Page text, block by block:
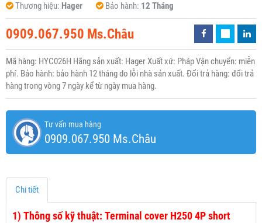
Thương hiệu: Hager Bảo hành: 12 Tháng
0909.067.950 Ms.Châu
Mã hàng: HYC026H Hãng sản xuất: Hager Xuất xứ: Pháp Vận chuyển: miễn
phí. Bảo hành: bảo hành 12 tháng do lỗi nhà sản xuất. Đổi trả hàng: đổi trả
hàng trong vòng 7 ngày kể từ ngày mua hàng.
Tư vấn mua hàng
0909.067.950 Ms.Châu
Chi tiết
1) Thông số kỹ thuật: Terminal cover H250 4P short